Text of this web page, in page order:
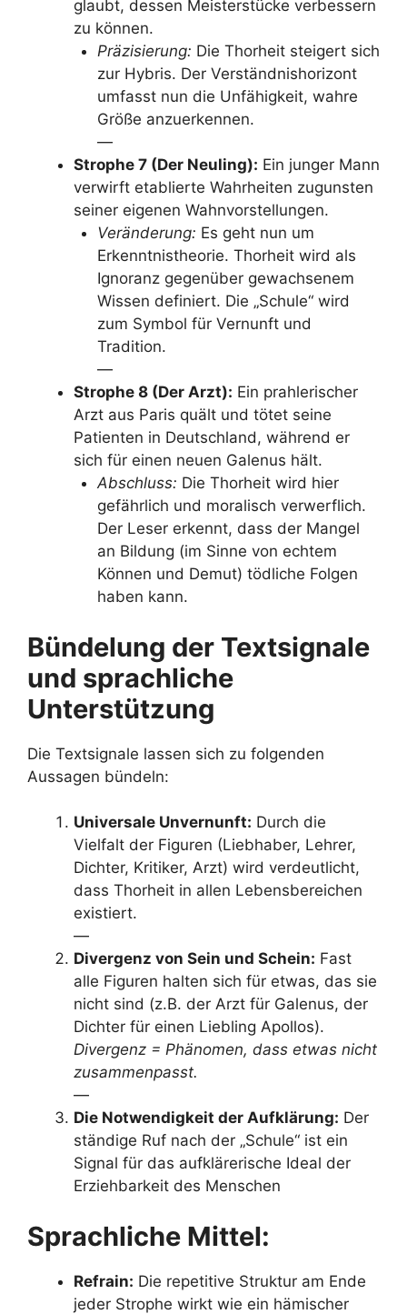
glaubt, dessen Meisterstücke verbessern
zu können.
Präzisierung: Die Thorheit steigert sich
zur Hybris. Der Verständnishorizont
umfasst nun die Unfähigkeit, wahre
Größe anzuerkennen.
—
Strophe 7 (Der Neuling): Ein junger Mann
verwirft etablierte Wahrheiten zugunsten
seiner eigenen Wahnvorstellungen.
Veränderung: Es geht nun um
Erkenntnistheorie. Thorheit wird als
Ignoranz gegenüber gewachsenem
Wissen definiert. Die „Schule“ wird
zum Symbol für Vernunft und
Tradition.
—
Strophe 8 (Der Arzt): Ein prahlerischer
Arzt aus Paris quält und tötet seine
Patienten in Deutschland, während er
sich für einen neuen Galenus hält.
Abschluss: Die Thorheit wird hier
gefährlich und moralisch verwerflich.
Der Leser erkennt, dass der Mangel
an Bildung (im Sinne von echtem
Können und Demut) tödliche Folgen
haben kann.
Bündelung der Textsignale
und sprachliche
Unterstützung
Die Textsignale lassen sich zu folgenden
Aussagen bündeln:
Universale Unvernunft: Durch die
Vielfalt der Figuren (Liebhaber, Lehrer,
Dichter, Kritiker, Arzt) wird verdeutlicht,
dass Thorheit in allen Lebensbereichen
existiert.
—
Divergenz von Sein und Schein: Fast
alle Figuren halten sich für etwas, das sie
nicht sind (z.B. der Arzt für Galenus, der
Dichter für einen Liebling Apollos).
Divergenz = Phänomen, dass etwas nicht
zusammenpasst.
—
Die Notwendigkeit der Aufklärung: Der
ständige Ruf nach der „Schule“ ist ein
Signal für das aufklärerische Ideal der
Erziehbarkeit des Menschen
Sprachliche Mittel:
Refrain: Die repetitive Struktur am Ende
jeder Strophe wirkt wie ein hämischer